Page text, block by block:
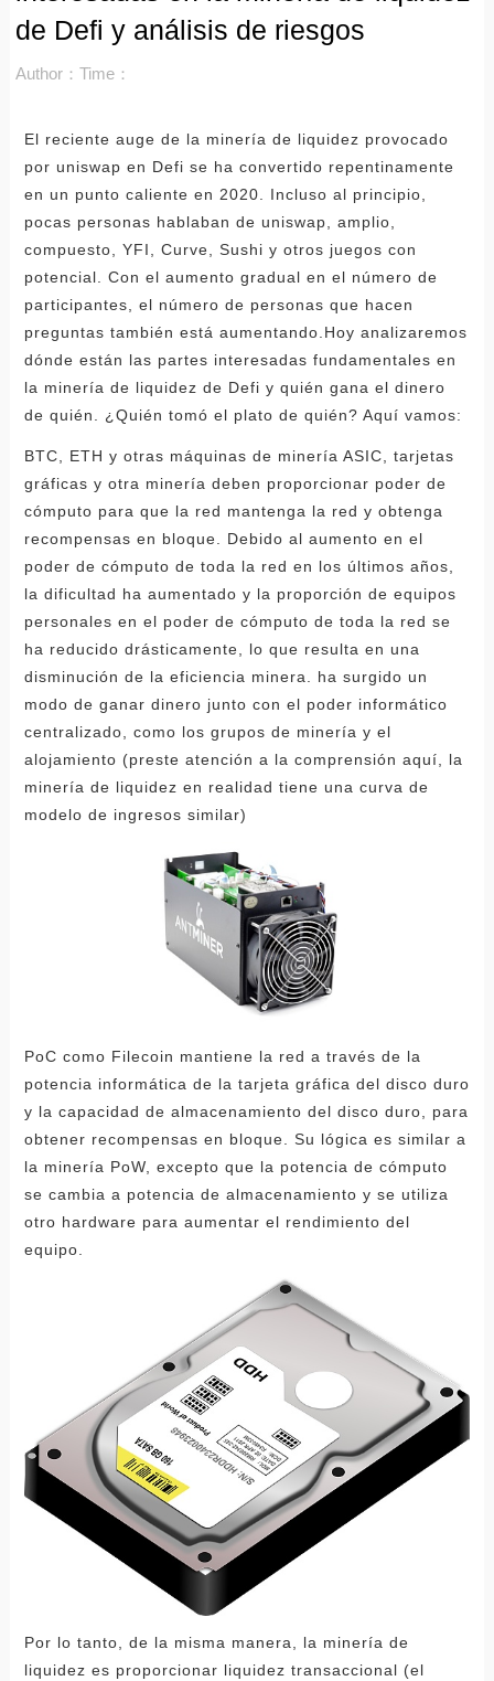
de Defi y análisis de riesgos
Author： Time：
El reciente auge de la minería de liquidez provocado
por uniswap en Defi se ha convertido repentinamente
en un punto caliente en 2020. Incluso al principio,
pocas personas hablaban de uniswap, amplio,
compuesto, YFI, Curve, Sushi y otros juegos con
potencial. Con el aumento gradual en el número de
participantes, el número de personas que hacen
preguntas también está aumentando.Hoy analizaremos
dónde están las partes interesadas fundamentales en
la minería de liquidez de Defi y quién gana el dinero
de quién. ¿Quién tomó el plato de quién? Aquí vamos:
BTC, ETH y otras máquinas de minería ASIC, tarjetas
gráficas y otra minería deben proporcionar poder de
cómputo para que la red mantenga la red y obtenga
recompensas en bloque. Debido al aumento en el
poder de cómputo de toda la red en los últimos años,
la dificultad ha aumentado y la proporción de equipos
personales en el poder de cómputo de toda la red se
ha reducido drásticamente, lo que resulta en una
disminución de la eficiencia minera. ha surgido un
modo de ganar dinero junto con el poder informático
centralizado, como los grupos de minería y el
alojamiento (preste atención a la comprensión aquí, la
minería de liquidez en realidad tiene una curva de
modelo de ingresos similar)
PoC como Filecoin mantiene la red a través de la
potencia informática de la tarjeta gráfica del disco duro
y la capacidad de almacenamiento del disco duro, para
obtener recompensas en bloque. Su lógica es similar a
la minería PoW, excepto que la potencia de cómputo
se cambia a potencia de almacenamiento y se utiliza
otro hardware para aumentar el rendimiento del
equipo.
Por lo tanto, de la misma manera, la minería de
liquidez es proporcionar liquidez transaccional (el